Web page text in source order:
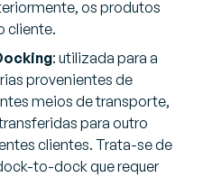
os produtos
cliente.
: utilizada para a
provenientes de
meios de transporte,
para outro
clientes. Trata-se de
to-dock que requer